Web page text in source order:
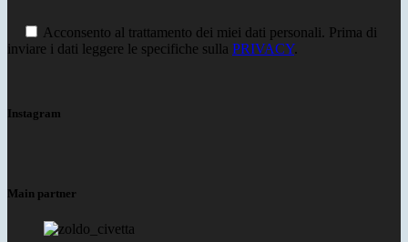
Acconsento al trattamento dei miei dati personali. Prima di
inviare i dati leggere le specifiche sulla PRIVACY.
Instagram
Main partner